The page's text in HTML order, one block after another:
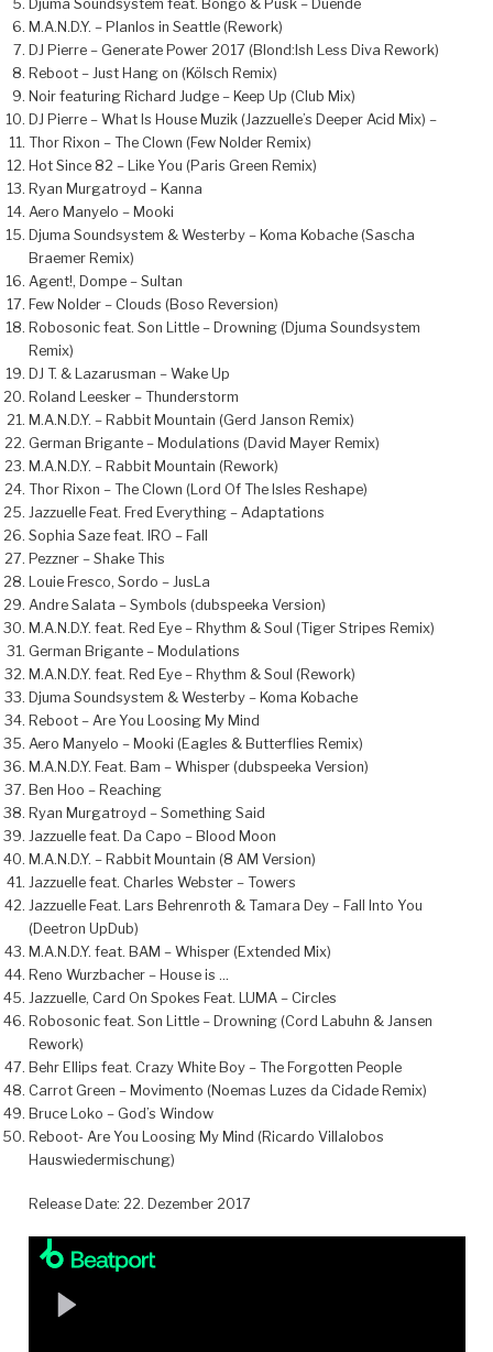
Djuma Soundsystem feat. Bongo & Pusk – Duende
M.A.N.D.Y. – Planlos in Seattle (Rework)
DJ Pierre – Generate Power 2017 (Blond:Ish Less Diva Rework)
Reboot – Just Hang on (Kölsch Remix)
Noir featuring Richard Judge – Keep Up (Club Mix)
DJ Pierre – What Is House Muzik (Jazzuelle’s Deeper Acid Mix) –
Thor Rixon – The Clown (Few Nolder Remix)
Hot Since 82 – Like You (Paris Green Remix)
Ryan Murgatroyd – Kanna
Aero Manyelo – Mooki
Djuma Soundsystem & Westerby – Koma Kobache (Sascha
Braemer Remix)
Agent!, Dompe – Sultan
Few Nolder – Clouds (Boso Reversion)
Robosonic feat. Son Little – Drowning (Djuma Soundsystem
Remix)
DJ T. & Lazarusman – Wake Up
Roland Leesker – Thunderstorm
M.A.N.D.Y. – Rabbit Mountain (Gerd Janson Remix)
German Brigante – Modulations (David Mayer Remix)
M.A.N.D.Y. – Rabbit Mountain (Rework)
Thor Rixon – The Clown (Lord Of The Isles Reshape)
Jazzuelle Feat. Fred Everything – Adaptations
Sophia Saze feat. IRO – Fall
Pezzner – Shake This
Louie Fresco, Sordo – JusLa
Andre Salata – Symbols (dubspeeka Version)
M.A.N.D.Y. feat. Red Eye – Rhythm & Soul (Tiger Stripes Remix)
German Brigante – Modulations
M.A.N.D.Y. feat. Red Eye – Rhythm & Soul (Rework)
Djuma Soundsystem & Westerby – Koma Kobache
Reboot – Are You Loosing My Mind
Aero Manyelo – Mooki (Eagles & Butterflies Remix)
M.A.N.D.Y. Feat. Bam – Whisper (dubspeeka Version)
Ben Hoo – Reaching
Ryan Murgatroyd – Something Said
Jazzuelle feat. Da Capo – Blood Moon
M.A.N.D.Y. – Rabbit Mountain (8 AM Version)
Jazzuelle feat. Charles Webster – Towers
Jazzuelle Feat. Lars Behrenroth & Tamara Dey – Fall Into You
(Deetron UpDub)
M.A.N.D.Y. feat. BAM – Whisper (Extended Mix)
Reno Wurzbacher – House is …
Jazzuelle, Card On Spokes Feat. LUMA – Circles
Robosonic feat. Son Little – Drowning (Cord Labuhn & Jansen
Rework)
Behr Ellips feat. Crazy White Boy – The Forgotten People
Carrot Green – Movimento (Noemas Luzes da Cidade Remix)
Bruce Loko – God’s Window
Reboot- Are You Loosing My Mind (Ricardo Villalobos
Hauswiedermischung)
Release Date: 22. Dezember 2017